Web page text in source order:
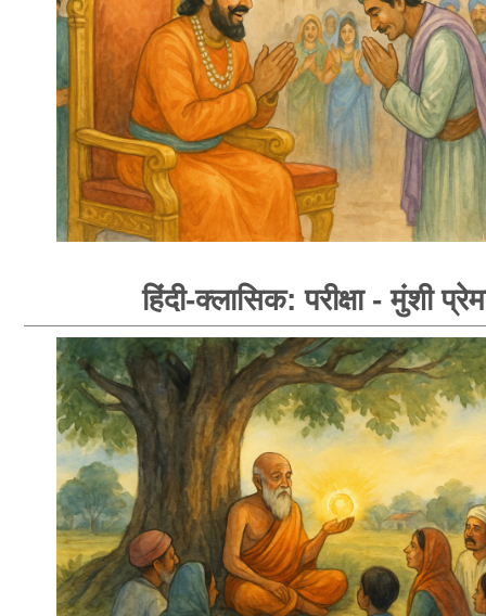
हिंदी-क्लासिक: परीक्षा - मुंशी